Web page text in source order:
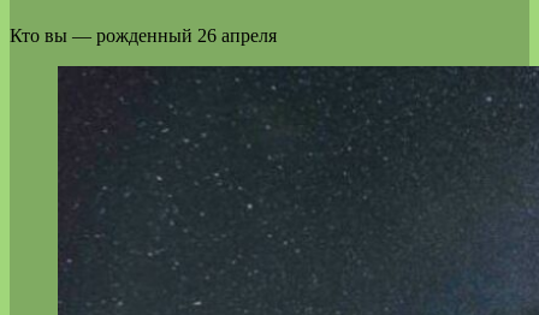
Кто вы — рожденный 26 апреля